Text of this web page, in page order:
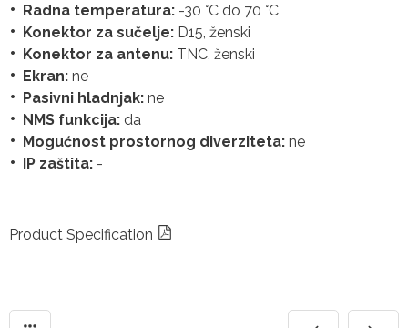
Radna temperatura: -30 °C do 70 °C
Konektor za sučelje: D15, ženski
Konektor za antenu: TNC, ženski
Ekran: ne
Pasivni hladnjak: ne
NMS funkcija: da
Mogućnost prostornog diverziteta: ne
IP zaštita: -
Product Specification